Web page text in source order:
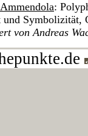
:
und Symbolizität,
von Andreas